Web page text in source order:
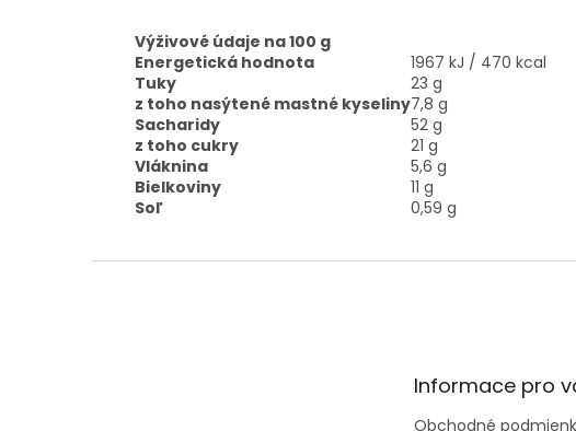
Výživové údaje na 100 g
Energetická hodnota
1967 kJ / 470 kcal
Tuky
23 g
z toho nasýtené mastné kyseliny7,8 g
Sacharidy
52 g
z toho cukry
21 g
Vláknina
5,6 g
Bielkoviny
11 g
Soľ
0,59 g
Informace pro
Obchodné